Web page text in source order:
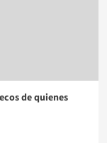
de quienes